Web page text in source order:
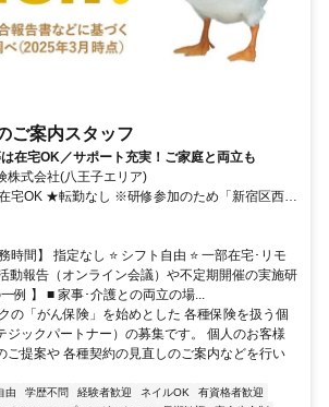
ご案内スタッフ
在宅OK／サポート充実！ご家庭と両立も
株式会社(八王子エリア)
宅OK ★転勤なし ※研修参加のため「新宿区西新
時間】 指定なし ⭐ シフト自由 ⭐ 一部在宅･リモ
動報告（オンライン会議）や不定期開催の実施研
例 】 ■ 家事･介護との両立の場...
の「がん保険」を始めとした 各種保険を扱う個
ジックパートナー）の募集です。 個人のお客様
ご提案や 各種契約の見直しのご案内などを行い
由 学歴不問 経験者歓迎 ネイルOK
有資格者歓迎